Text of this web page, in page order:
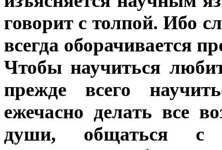
говорит с толпой. Ибо
всегда оборачивается
Чтобы научиться
прежде всего
ежечасно делать все
души, общаться с